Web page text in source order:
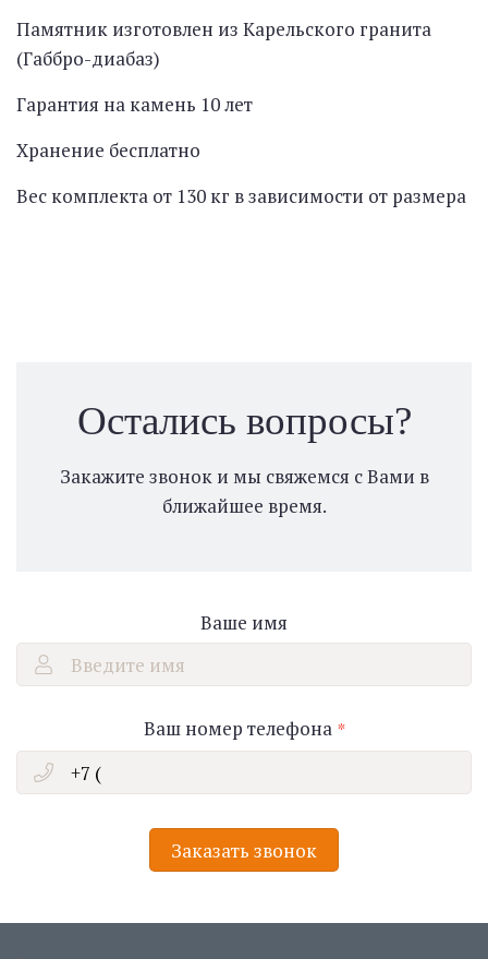
Памятник изготовлен из Карельского гранита
(Габбро-диабаз)
Гарантия на камень 10 лет
Хранение бесплатно
Вес комплекта от 130 кг в зависимости от размера
Остались вопросы?
Закажите звонок и мы свяжемся с Вами в
ближайшее время.
Ваше имя
Введите имя
Ваш номер телефона
Заказать звонок